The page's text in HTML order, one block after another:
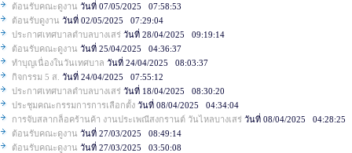
ต้อนรับคณะดูงาน วันที่ 07/05/2025 07:58:53
ต้อนรับดูงาน วันที่ 02/05/2025 07:29:04
ประกาศเทศบาลตำบลบางเสร่ วันที่ 28/04/2025 09:19:14
ต้อนรับคณะดูงาน วันที่ 25/04/2025 04:36:37
ทำบุญเนื่องในวันเทศบาล วันที่ 24/04/2025 08:03:37
กิจกรรม 5 ส. วันที่ 24/04/2025 07:55:12
ประกาศเทศบาลตำบลบางเสร่ วันที่ 18/04/2025 08:30:20
ประชุมคณะกรรมการการเลือกตั้ง วันที่ 08/04/2025 04:34:04
การจับสลากล็อคร้านค้า งานประเพณีสงกรานต์ วันไหลบางเสร่ วันที่ 08/04/2025 04:28:25
ต้อนรับคณะดูงาน วันที่ 27/03/2025 08:49:14
ต้อนรับคณะดูงาน วันที่ 27/03/2025 03:50:08